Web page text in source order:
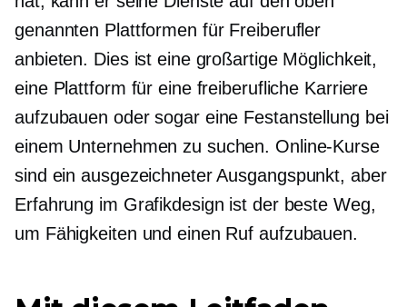
genannten Plattformen für Freiberufler
anbieten. Dies ist eine großartige Möglichkeit,
eine Plattform für eine freiberufliche Karriere
aufzubauen oder sogar eine Festanstellung bei
einem Unternehmen zu suchen. Online-Kurse
sind ein ausgezeichneter Ausgangspunkt, aber
Erfahrung im Grafikdesign ist der beste Weg,
um Fähigkeiten und einen Ruf aufzubauen.